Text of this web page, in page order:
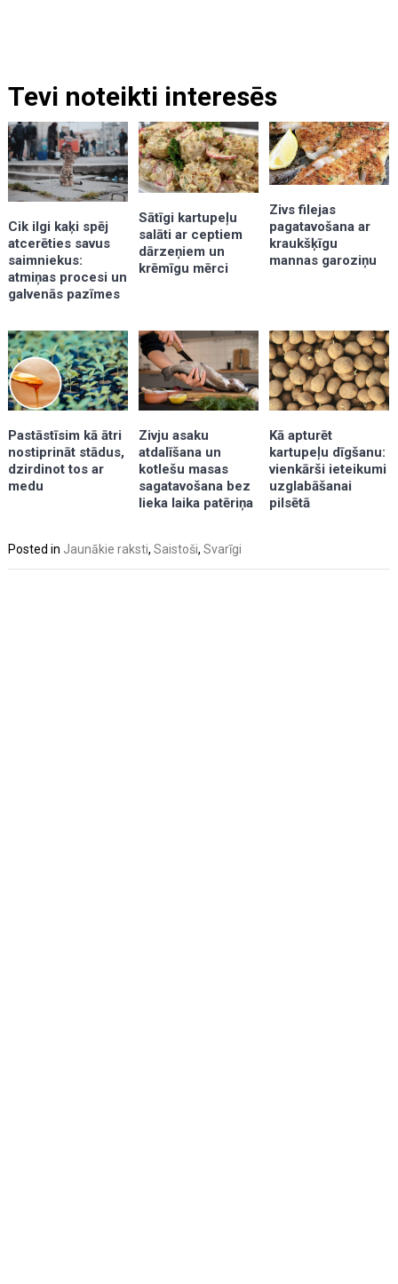
Tevi noteikti interesēs
Cik ilgi kaķi spēj
atcerēties savus
saimniekus:
atmiņas procesi un
galvenās pazīmes
Sātīgi kartupeļu
salāti ar ceptiem
dārzeņiem un
krēmīgu mērci
Zivs filejas
pagatavošana ar
kraukšķīgu
mannas garoziņu
Pastāstīsim kā ātri
nostiprināt stādus,
dzirdinot tos ar
medu
Zivju asaku
atdalīšana un
kotlešu masas
sagatavošana bez
lieka laika patēriņa
Kā apturēt
kartupeļu dīgšanu:
vienkārši ieteikumi
uzglabāšanai
pilsētā
Posted in Jaunākie raksti,Saistoši,Svarīgi